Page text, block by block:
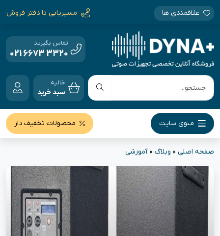
علاقمندی ها مسیریابی تا دفتر فروش
تماس بگیرید
021 6673 3320
خالیه
سبد خرید
منوی سایت محصولات تخفیف دار
صفحه اصلی » وبلاگ » آموزشی